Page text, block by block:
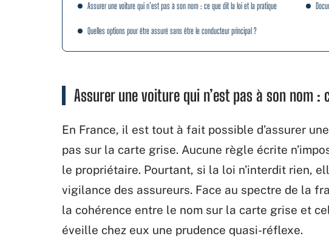
Assurer une voiture qui n’est pas à son nom : ce que dit la loi et la pratique
Quelles options pour être assuré sans être le conducteur principal ?
Assurer une voiture qui n’est pas à son nom
En France, il est tout à fait possible d’assurer
pas sur la carte grise. Aucune règle écrite
le propriétaire. Pourtant, si la loi n’interdit rien,
vigilance des assureurs. Face au spectre de la
la cohérence entre le nom sur la carte grise et
éveille chez eux une prudence quasi-réflexe.